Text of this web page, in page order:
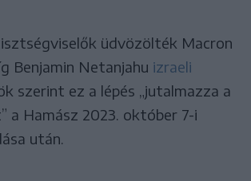
üdvözölték Macron
Benjamin Netanjahu izraeli
szerint ez a lépés „jutalmazza a
a Hamász 2023. október 7-i
után.